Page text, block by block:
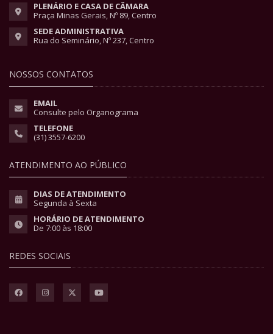
PLENÁRIO E CASA DE CÂMARA
Praça Minas Gerais, Nº 89, Centro
SEDE ADMINISTRATIVA
Rua do Seminário, Nº 237, Centro
NOSSOS CONTATOS
EMAIL
Consulte pelo Organograma
TELEFONE
(31) 3557-6200
ATENDIMENTO AO PÚBLICO
DIAS DE ATENDIMENTO
Segunda à Sexta
HORÁRIO DE ATENDIMENTO
De 7:00 às 18:00
REDES SOCIAIS